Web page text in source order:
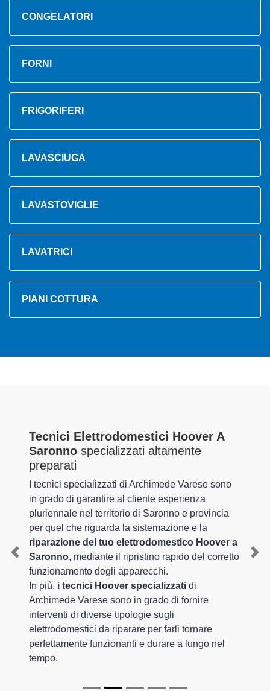
CONGELATORI
FORNI
FRIGORIFERI
LAVASCIUGA
LAVASTOVIGLIE
LAVATRICI
PIANI COTTURA
Tecnici Elettrodomestici Hoover A
Saronno specializzati altamente
preparati
I tecnici specializzati di Archimede Varese sono
in grado di garantire al cliente esperienza
pluriennale nel territorio di Saronno e provincia
per quel che riguarda la sistemazione e la
riparazione del tuo elettrodomestico Hoover a
Saronno, mediante il ripristino rapido del corretto
funzionamento degli apparecchi.
In più, i tecnici Hoover specializzati di
Archimede Varese sono in grado di fornire
interventi di diverse tipologie sugli
elettrodomestici da riparare per farli tornare
perfettamente funzionanti e durare a lungo nel
tempo.
Previous